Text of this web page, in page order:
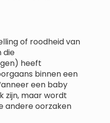
of roodheid van
die
heeft
binnen een
een baby
zijn, maar wordt
andere oorzaken